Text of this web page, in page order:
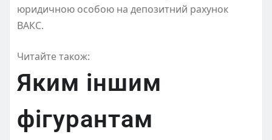
юридичною особою на депозитний рахунок
ВАКС.
Читайте також:
Яким іншим
фігурантам